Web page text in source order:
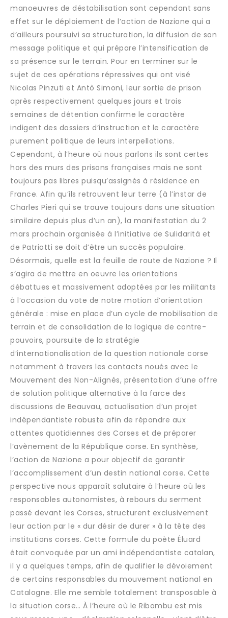
manoeuvres de déstabilisation sont cependant sans
effet sur le déploiement de l’action de Nazione qui a
d’ailleurs poursuivi sa structuration, la diffusion de son
message politique et qui prépare l’intensification de
sa présence sur le terrain. Pour en terminer sur le
sujet de ces opérations répressives qui ont visé
Nicolas Pinzuti et Antò Simoni, leur sortie de prison
après respectivement quelques jours et trois
semaines de détention confirme le caractère
indigent des dossiers d’instruction et le caractère
purement politique de leurs interpellations.
Cependant, à l’heure où nous parlons ils sont certes
hors des murs des prisons françaises mais ne sont
toujours pas libres puisqu’assignés à résidence en
France. Afin qu’ils retrouvent leur terre (à l’instar de
Charles Pieri qui se trouve toujours dans une situation
similaire depuis plus d’un an), la manifestation du 2
mars prochain organisée à l’initiative de Sulidarità et
de Patriotti se doit d’être un succès populaire.
Désormais, quelle est la feuille de route de Nazione ? Il
s’agira de mettre en oeuvre les orientations
débattues et massivement adoptées par les militants
à l’occasion du vote de notre motion d’orientation
générale : mise en place d’un cycle de mobilisation de
terrain et de consolidation de la logique de contre-
pouvoirs, poursuite de la stratégie
d’internationalisation de la question nationale corse
notamment à travers les contacts noués avec le
Mouvement des Non-Alignés, présentation d’une offre
de solution politique alternative à la farce des
discussions de Beauvau, actualisation d’un projet
indépendantiste robuste afin de répondre aux
attentes quotidiennes des Corses et de préparer
l’avènement de la République corse. En synthèse,
l’action de Nazione a pour objectif de garantir
l’accomplissement d’un destin national corse. Cette
perspective nous apparaît salutaire à l’heure où les
responsables autonomistes, à rebours du serment
passé devant les Corses, structurent exclusivement
leur action par le « dur désir de durer » à la tête des
institutions corses. Cette formule du poète Éluard
était convoquée par un ami indépendantiste catalan,
il y a quelques temps, afin de qualifier le dévoiement
de certains responsables du mouvement national en
Catalogne. Elle me semble totalement transposable à
la situation corse… À l’heure où le Ribombu est mis